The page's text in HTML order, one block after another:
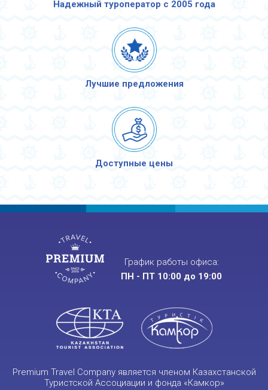
Надежный туроператор с 2005 года
Лучшие предложения
Доступные цены
График работы офиса:
ПН - ПТ 10:00 до 19:00
Premium Travel Company является членом Казахстанской
Туристской Ассоциации и фонда «Камкор»